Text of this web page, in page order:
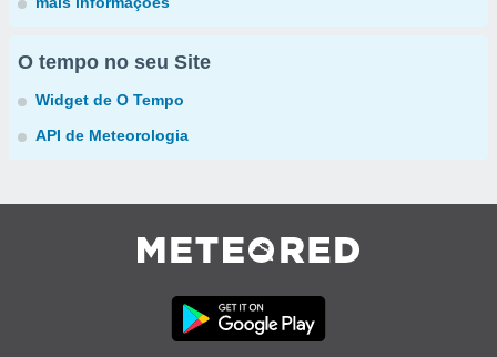
O tempo no seu Site
Widget de O Tempo
API de Meteorologia